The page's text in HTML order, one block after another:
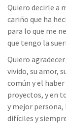
Quiero decirle a
cariño que ha
para lo que me
que tengo la
Quiero
vivido, su amor,
común y el
proyectos, y en
y mejor
difíciles y